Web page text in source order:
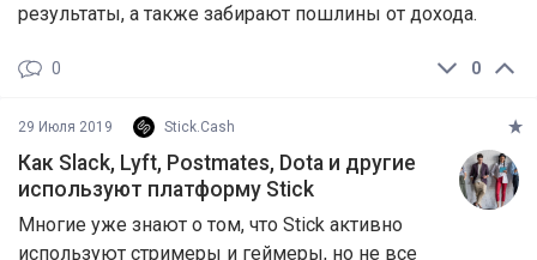
результаты, а также забирают пошлины от дохода.
0
0
29 Июля 2019 Stick.Cash
Как Slack, Lyft, Postmates, Dota и другие
используют платформу Stick
Многие уже знают о том, что Stick активно
используют стримеры и геймеры, но не все